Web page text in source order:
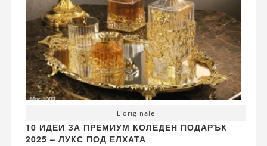
L'originale
10 ИДЕИ ЗА ПРЕМИУМ КОЛЕДЕН ПОДАРЪК
2025 – ЛУКС ПОД ЕЛХАТА